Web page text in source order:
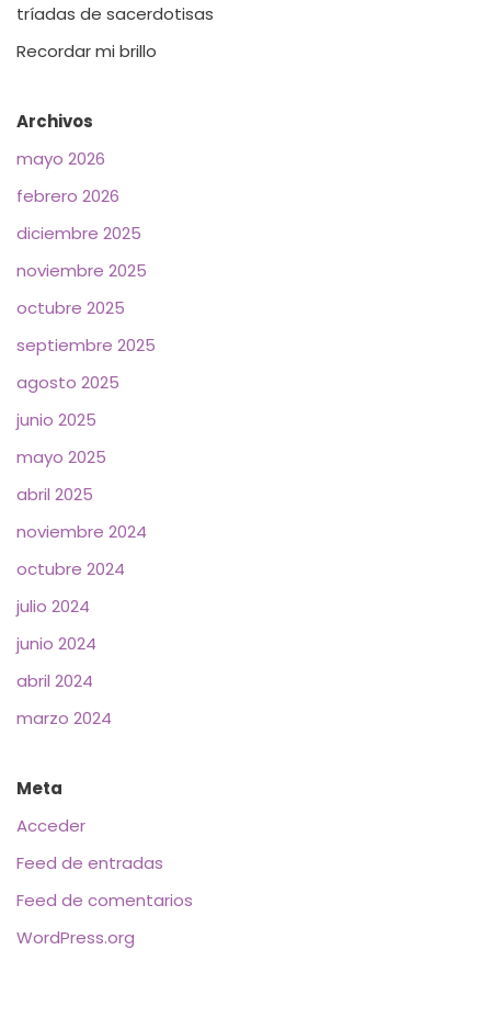
tríadas de sacerdotisas
Recordar mi brillo
Archivos
mayo 2026
febrero 2026
diciembre 2025
noviembre 2025
octubre 2025
septiembre 2025
agosto 2025
junio 2025
mayo 2025
abril 2025
noviembre 2024
octubre 2024
julio 2024
junio 2024
abril 2024
marzo 2024
Meta
Acceder
Feed de entradas
Feed de comentarios
WordPress.org